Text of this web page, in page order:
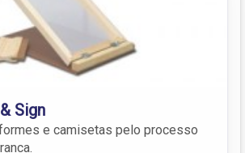
Sign
e camisetas pelo processo